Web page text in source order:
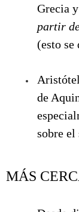
Grecia
partir
(esto se
de
sobre el
MÁS